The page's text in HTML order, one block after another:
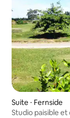
Suite ⋅ Fernside
Studio paisible